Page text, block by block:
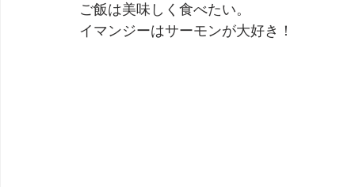
Imanjy Studio 使われているモノ 食べんじーの美味
ご飯は美味しく食べたい。
イマンジーはサーモンが大好き！